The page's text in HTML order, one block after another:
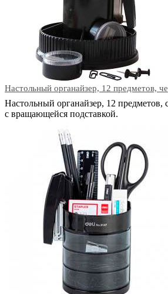
Настольный органайзер, 12 предметов,
Настольный органайзер, 12 предметов,
с вращающейся подставкой.